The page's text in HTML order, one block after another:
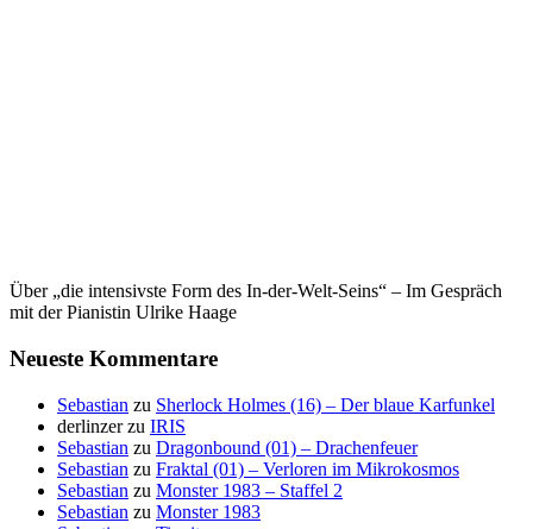
Über „die intensivste Form des In-der-Welt-Seins“ – Im Gespräch
mit der Pianistin Ulrike Haage
Neueste Kommentare
Sebastian zu Sherlock Holmes (16) – Der blaue Karfunkel
derlinzerzu IRIS
Sebastian zu Dragonbound (01) – Drachenfeuer
Sebastian zu Fraktal (01) – Verloren im Mikrokosmos
Sebastian zu Monster 1983 – Staffel 2
Sebastian zu Monster 1983